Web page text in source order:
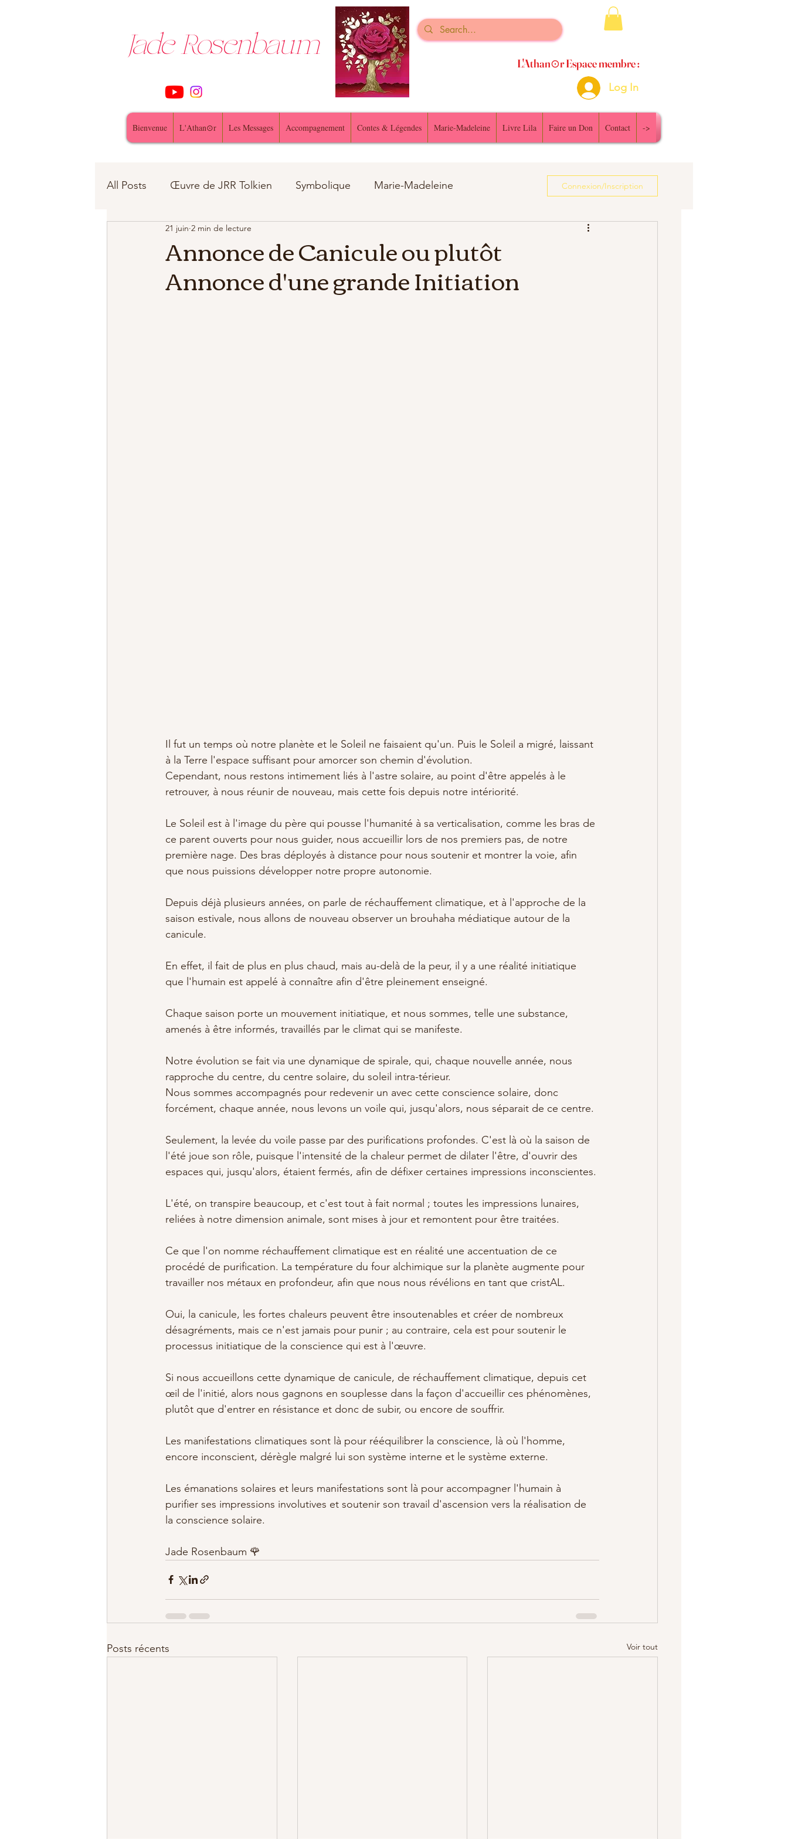
Jade Rosenbaum
Log In
L'Athan⊙r Espace membre :
Bienvenue L'Athan⊙r Les Messages Accompagnement Contes & Légendes Marie-Madeleine Livre Lila Faire un Don Contact ->
All Posts Œuvre de JRR Tolkien Symbolique Marie-Madeleine
Contes et Légendes feu animaux
Connexion/Inscription
Annonce de Canicule ou plutôt
Annonce d'une grande Initiation
21 juin 2 min de lecture
Il fut un temps où notre planète et le Soleil ne faisaient qu'un. Puis le Soleil a migré, laissant
à la Terre l'espace suffisant pour amorcer son chemin d'évolution.
Cependant, nous restons intimement liés à l'astre solaire, au point d'être appelés à le
retrouver, à nous réunir de nouveau, mais cette fois depuis notre intériorité.
Le Soleil est à l'image du père qui pousse l'humanité à sa verticalisation, comme les bras de
ce parent ouverts pour nous guider, nous accueillir lors de nos premiers pas, de notre
première nage. Des bras déployés à distance pour nous soutenir et montrer la voie, afin
que nous puissions développer notre propre autonomie.
Depuis déjà plusieurs années, on parle de réchauffement climatique, et à l'approche de la
saison estivale, nous allons de nouveau observer un brouhaha médiatique autour de la
canicule.
En effet, il fait de plus en plus chaud, mais au-delà de la peur, il y a une réalité initiatique
que l'humain est appelé à connaître afin d'être pleinement enseigné.
Chaque saison porte un mouvement initiatique, et nous sommes, telle une substance,
amenés à être informés, travaillés par le climat qui se manifeste.
Notre évolution se fait via une dynamique de spirale, qui, chaque nouvelle année, nous
rapproche du centre, du centre solaire, du soleil intra-térieur.
Nous sommes accompagnés pour redevenir un avec cette conscience solaire, donc
forcément, chaque année, nous levons un voile qui, jusqu'alors, nous séparait de ce centre.
Seulement, la levée du voile passe par des purifications profondes. C'est là où la saison de
l'été joue son rôle, puisque l'intensité de la chaleur permet de dilater l'être, d'ouvrir des
espaces qui, jusqu'alors, étaient fermés, afin de défixer certaines impressions inconscientes.
L'été, on transpire beaucoup, et c'est tout à fait normal ; toutes les impressions lunaires,
reliées à notre dimension animale, sont mises à jour et remontent pour être traitées.
Ce que l'on nomme réchauffement climatique est en réalité une accentuation de ce
procédé de purification. La température du four alchimique sur la planète augmente pour
travailler nos métaux en profondeur, afin que nous nous révélions en tant que cristAL.
Oui, la canicule, les fortes chaleurs peuvent être insoutenables et créer de nombreux
désagréments, mais ce n'est jamais pour punir ; au contraire, cela est pour soutenir le
processus initiatique de la conscience qui est à l'œuvre.
Si nous accueillons cette dynamique de canicule, de réchauffement climatique, depuis cet
œil de l'initié, alors nous gagnons en souplesse dans la façon d'accueillir ces phénomènes,
plutôt que d'entrer en résistance et donc de subir, ou encore de souffrir.
Les manifestations climatiques sont là pour rééquilibrer la conscience, là où l'homme,
encore inconscient, dérègle malgré lui son système interne et le système externe.
Les émanations solaires et leurs manifestations sont là pour accompagner l'humain à
purifier ses impressions involutives et soutenir son travail d'ascension vers la réalisation de
la conscience solaire.
Jade Rosenbaum 🌹
Posts récents Voir tout